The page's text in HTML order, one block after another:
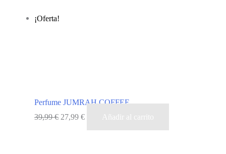
¡Oferta!
Perfume JUMRAH COFFEE
39,99€ El
27,99 €El
precio
Añadir al carrito